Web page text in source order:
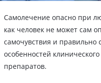
Самолечение опасно при
как человек не может сам
самочувствия и правильно
особенностей
препаратов.